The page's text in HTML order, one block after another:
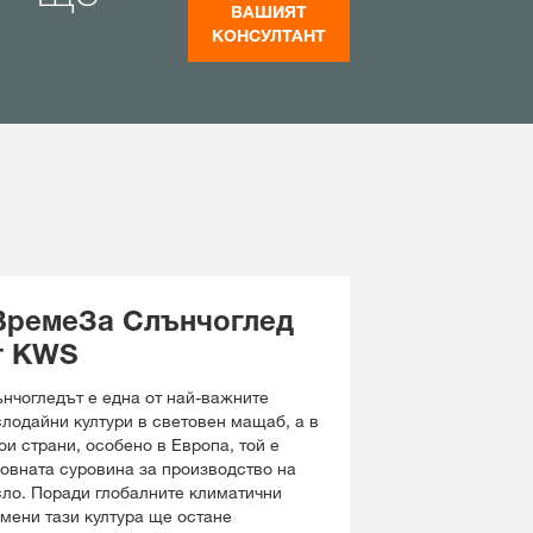
ВАШИЯТ
КОНСУЛТАНТ
Слънчоглед
KWS
е една от най-важните
култури в световен мащаб, а в
страни, особено в Европа, той е
суровина за производство на
Поради глобалните климатични
тази култура ще остане